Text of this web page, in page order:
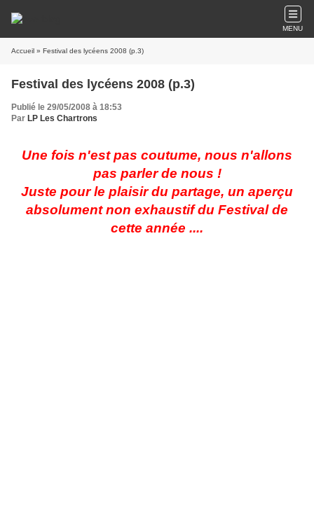
MENU
Accueil » Festival des lycéens 2008 (p.3)
Festival des lycéens 2008 (p.3)
Publié le 29/05/2008 à 18:53
Par LP Les Chartrons
Une fois n'est pas coutume, nous n'allons
pas parler de nous !
Juste pour le plaisir du partage, un aperçu
absolument non exhaustif du Festival de
cette année ....